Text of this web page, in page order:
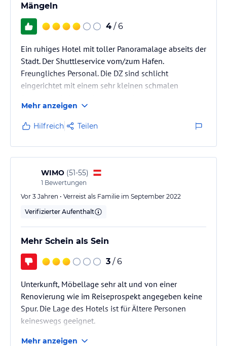
Mängeln
4 / 6
Ein ruhiges Hotel mit toller Panoramalage abseits der
Stadt. Der Shuttleservice vom/zum Hafen.
Freungliches Personal. Die DZ sind schlicht
eingerichtet mit einem sehr kleinen schmalen
zu zweit wäre es richtig problematisch.
Mehr anzeigen
Hilfreich Teilen
WIMO (51-55)
1 Bewertungen
Vor 3 Jahren • Verreist als Familie im September 2022
Verifizierter Aufenthalt
Mehr Schein als Sein
3 / 6
Unterkunft, Möbellage sehr alt und von einer
Renovierung wie im Reiseprospekt angegeben keine
Spur. Die Lage des Hotels ist für Ältere Personen
keineswegs geeignet.
Mehr anzeigen